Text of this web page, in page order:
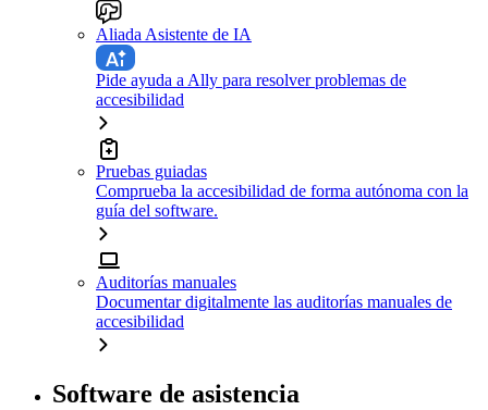
Aliada Asistente de IA
Pide ayuda a Ally para resolver problemas de
accesibilidad
Pruebas guiadas
Comprueba la accesibilidad de forma autónoma con la
guía del software.
Auditorías manuales
Documentar digitalmente las auditorías manuales de
accesibilidad
Software de asistencia